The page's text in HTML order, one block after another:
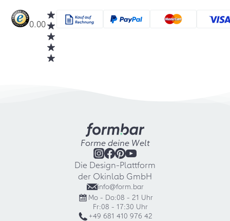
0.00
Forme deine Welt
Die Design-Plattform
der Okinlab GmbH
info@form.bar
Mo - Do:08 - 21 Uhr
Fr:08 - 17:30 Uhr
+49 681 410 976 42